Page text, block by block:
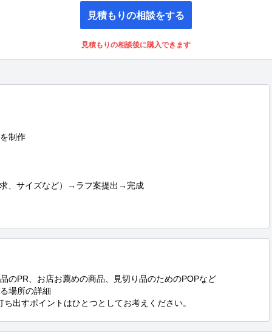
見積もりの相談をする
見積もりの相談後に購入できます
制作
、サイズなど）→ラフ案提出→完成
のPR、お店お薦めの商品、見切り品のためのPOPなど
場所の詳細
出すポイントはひとつとしてお考えください。